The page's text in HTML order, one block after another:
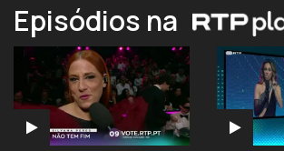
Episódios na